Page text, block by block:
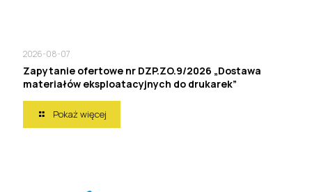
2026-08-07
Zapytanie ofertowe nr DZP.ZO.9/2026 „Dostawa
materiałów eksploatacyjnych do drukarek”
Pokaż więcej